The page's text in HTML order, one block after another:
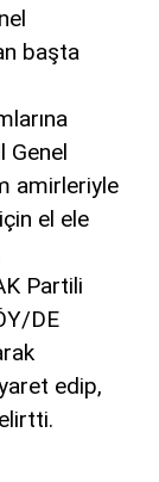
başta
Genel
amirleriyle
el ele
Partili
DE
edip,